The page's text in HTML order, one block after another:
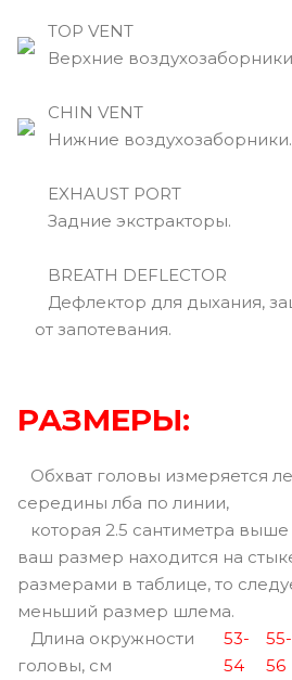
TOP VENT
Верхние
CHIN VENT
Нижние воздухозаборники.
EXHAUST PORT
Задние экстракторы.
BREATH DEFLECTOR
Дефлектор для дыхания,
от запотевания.
РАЗМЕРЫ:
Обхват головы измеряется
середины лба по линии,
которая 2.5 сантиметра
ваш размер находится на
размерами в таблице, то
меньший размер шлема.
Длина окружности
головы, см
53-
54
55-
56